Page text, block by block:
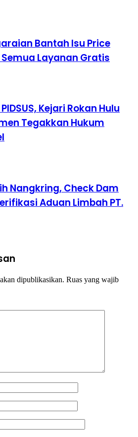
Bantah Isu Price
Layanan Gratis
Kejari Rokan Hulu
Tegakkan Hukum
Nangkring, Check Dam
Aduan Limbah PT.
dipublikasikan. Ruas yang wajib